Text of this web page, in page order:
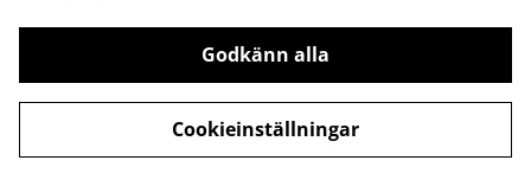
©2026Svenska Pool & Spa Linköping AB
powered by
Godkänn alla
Cookieinställningar